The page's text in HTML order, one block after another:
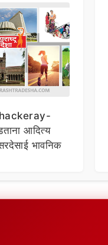
आदित्य
भावनिक